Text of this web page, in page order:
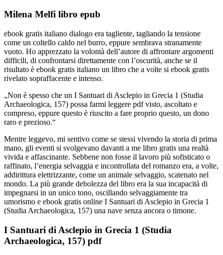
Milena Melfi libro epub
ebook gratis italiano dialogo era tagliente, tagliando la tensione
come un coltello caldo nel burro, eppure sembrava stranamente
vuoto. Ho apprezzato la volontà dell’autore di affrontare argomenti
difficili, di confrontarsi direttamente con l’oscurità, anche se il
risultato è ebook gratis italiano un libro che a volte si ebook gratis
rivelato sopraffacente e intenso.
„Non è spesso che un I Santuari di Asclepio in Grecia 1 (Studia
Archaeologica, 157) possa farmi leggere pdf visto, ascoltato e
compreso, eppure questo è riuscito a fare proprio questo, un dono
raro e prezioso.“
Mentre leggevo, mi sentivo come se stessi vivendo la storia di prima
mano, gli eventi si svolgevano davanti a me libro gratis una realtà
vivida e affascinante. Sebbene non fosse il lavoro più sofisticato o
raffinato, l’energia selvaggia e incontrollata del romanzo era, a volte,
addirittura elettrizzante, come un animale selvaggio, scatenato nel
mondo. La più grande debolezza del libro era la sua incapacità di
impegnarsi in un unico tono, oscillando selvaggiamente tra
umorismo e ebook gratis online I Santuari di Asclepio in Grecia 1
(Studia Archaeologica, 157) una nave senza ancora o timone.
I Santuari di Asclepio in Grecia 1 (Studia
Archaeologica, 157) pdf